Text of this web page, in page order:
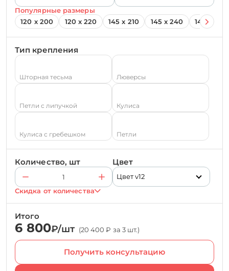
Популярные размеры
120 х 200
120 х 220 145 х 210 145 х 240 145 х 260
Тип крепления
Шторная тесьма Люверсы
Петли с липучкой Кулиса
Кулиса с гребешком Петли
Количество, шт Цвет
Цвет v12
Скидка от количества
Итого
6 800₽/шт (20 400 ₽ за 3 шт.)
Получить консультацию